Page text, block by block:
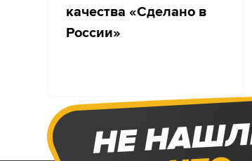
качества «Сделано в
России»